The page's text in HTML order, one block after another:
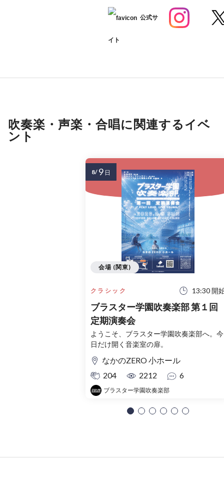
公式サ
イト
吹奏楽・声楽・合唱に関連するイベ
ント
クラシック 13:30 開
ブラスター学園吹奏楽部 第１回
定期演奏会
ようこそ、ブラスター学園吹奏楽部へ。今
日だけ開く音楽室の扉。
なかのZERO 小ホール
204
2212 6
ブラスター学園吹奏楽部
会場 (関東)
8/ 9 日